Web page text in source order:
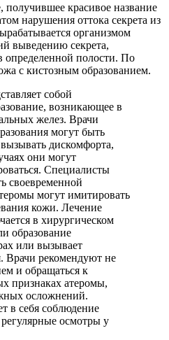
получившее красивое название
нарушения оттока секрета из
организмом
выведению секрета,
определенной полости. По
с кистозным образованием.
собой
возникающее в
желез. Врачи
могут быть
дискомфорта,
они могут
Специалисты
своевременной
могут имитировать
кожи. Лечение
в хирургическом
образование
или вызывает
рекомендуют не
и обращаться к
признаках атеромы,
осложнений.
в себя соблюдение
осмотры у